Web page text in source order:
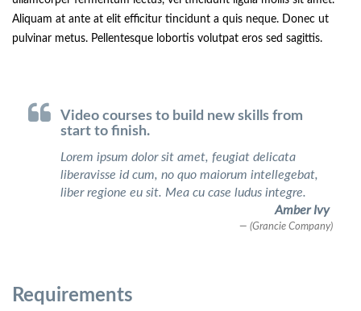
Aliquam at ante at elit efficitur tincidunt a quis neque. Donec ut
pulvinar metus. Pellentesque lobortis volutpat eros sed sagittis.
Video courses to build new skills from
start to finish.
Lorem ipsum dolor sit amet, feugiat delicata
liberavisse id cum, no quo maiorum intellegebat,
liber regione eu sit. Mea cu case ludus integre.
Amber Ivy
(Grancie Company)
Requirements